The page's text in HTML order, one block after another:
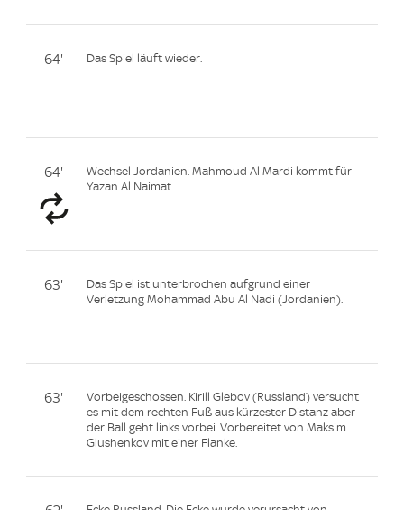
64' Das Spiel läuft wieder.
64'
Wechsel Jordanien. Mahmoud Al Mardi kommt für
Yazan Al Naimat.
63'
Das Spiel ist unterbrochen aufgrund einer
Verletzung Mohammad Abu Al Nadi (Jordanien).
63'
Vorbeigeschossen. Kirill Glebov (Russland) versucht
es mit dem rechten Fuß aus kürzester Distanz aber
der Ball geht links vorbei. Vorbereitet von Maksim
Glushenkov mit einer Flanke.